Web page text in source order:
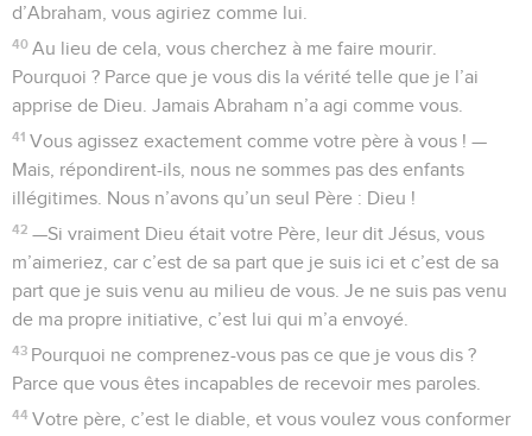
d’Abraham, vous agiriez comme lui.
40 Au lieu de cela, vous cherchez à me faire mourir.
Pourquoi ? Parce que je vous dis la vérité telle que je l’ai
apprise de Dieu. Jamais Abraham n’a agi comme vous.
41 Vous agissez exactement comme votre père à vous ! —
Mais, répondirent-ils, nous ne sommes pas des enfants
illégitimes. Nous n’avons qu’un seul Père : Dieu !
42 —Si vraiment Dieu était votre Père, leur dit Jésus, vous
m’aimeriez, car c’est de sa part que je suis ici et c’est de sa
part que je suis venu au milieu de vous. Je ne suis pas venu
de ma propre initiative, c’est lui qui m’a envoyé.
43 Pourquoi ne comprenez-vous pas ce que je vous dis ?
Parce que vous êtes incapables de recevoir mes paroles.
44 Votre père, c’est le diable, et vous voulez vous conformer